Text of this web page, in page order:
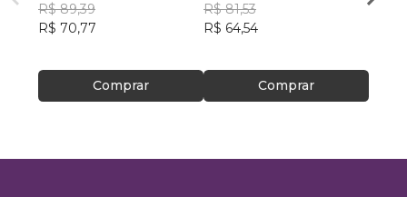
R$ 89,39
R$ 70,77
Comprar
da Silva
R$ 81,53
R$ 64,54
Comprar